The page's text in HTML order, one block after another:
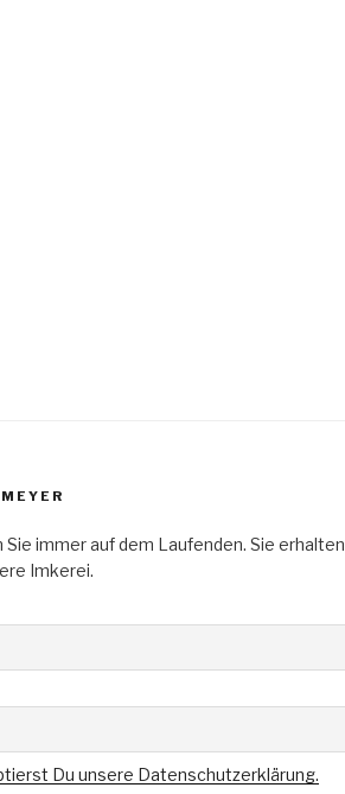
immer auf dem Laufenden. Sie erhalten
Imkerei.
Du unsere Datenschutzerklärung.